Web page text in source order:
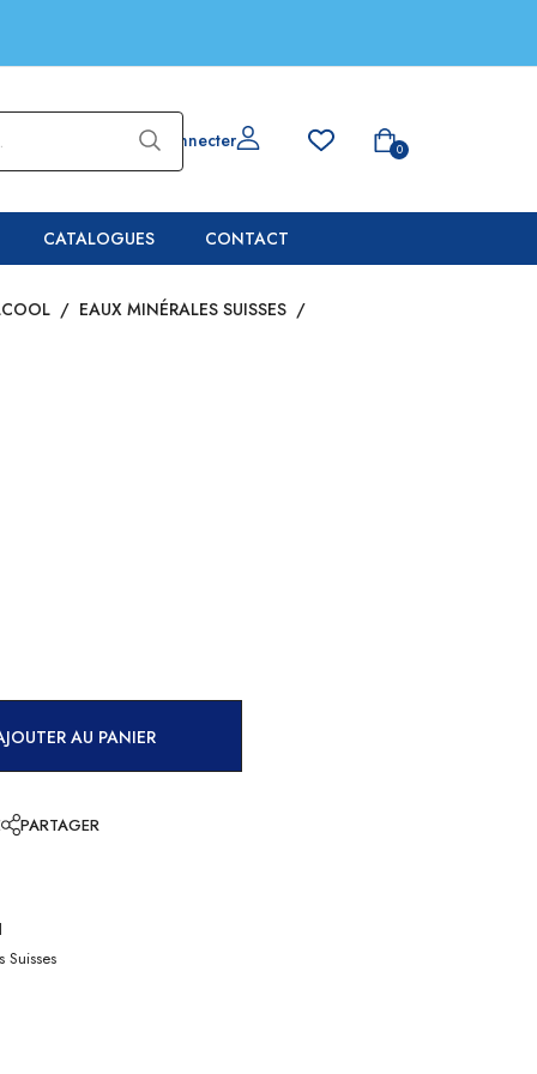
Se connecter 0
CATALOGUES CONTACT
/ EAUX MINÉRALES SUISSES /
AU PANIER
PARTAGER
Suisses